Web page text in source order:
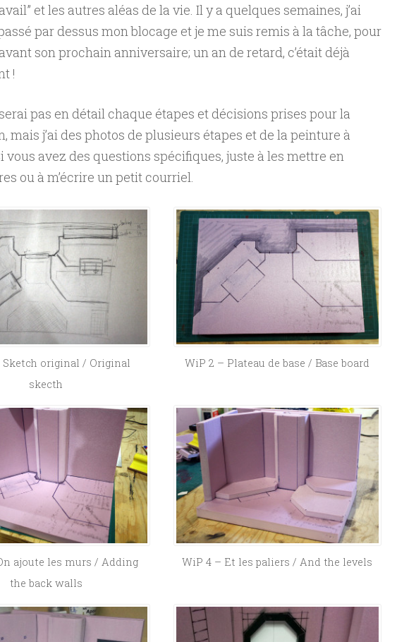
et les autres aléas de la vie. Il y a quelques semaines, j’ai
par dessus mon blocage et je me suis remis à la tâche, pour
son prochain anniversaire; un an de retard, c’était déjà
!
pas en détail chaque étapes et décisions prises pour la
mais j’ai des photos de plusieurs étapes et de la peinture à
vous avez des questions spécifiques, juste à les mettre en
ou à m’écrire un petit courriel.
Sketch original / Original
skecth
WiP 2 – Plateau de base / Base board
ajoute les murs / Adding
the back walls
WiP 4 – Et les paliers / And the levels